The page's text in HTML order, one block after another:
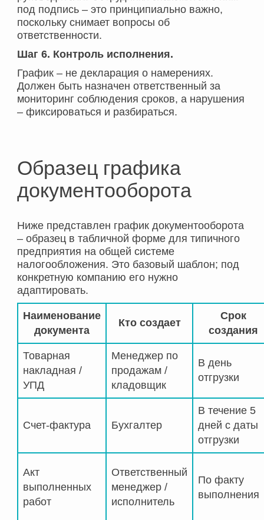
под подпись – это принципиально важно,
поскольку снимает вопросы об
ответственности.
Шаг 6. Контроль исполнения.
График – не декларация о намерениях.
Должен быть назначен ответственный за
мониторинг соблюдения сроков, а нарушения
– фиксироваться и разбираться.
Образец графика
документооборота
Ниже представлен график документооборота
– образец в табличной форме для типичного
предприятия на общей системе
налогообложения. Это базовый шаблон; под
конкретную компанию его нужно
адаптировать.
Наименование
документа
Кто создает
Срок
создания
Товарная
накладная /
УПД
Менеджер по
продажам /
кладовщик
В день
отгрузки
Счет-фактура Бухгалтер
В течение 5
дней с даты
отгрузки
Акт
выполненных
работ
Ответственный
менеджер /
исполнитель
По факту
выполнения